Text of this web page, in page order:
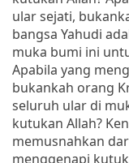
ular sejati,
bangsa Yahudi
muka bumi ini
Apabila yang
bukankah orang
seluruh ular di
kutukan Allah?
memusnahkan
menggenapi